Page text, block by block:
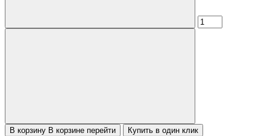
В корзину В корзине перейти Купить в один клик